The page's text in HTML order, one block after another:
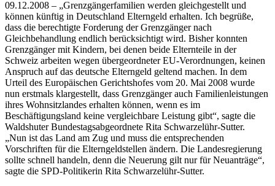
09.12.2008 – „Grenzgängerfamilien werden gleichgestellt und
können künftig in Deutschland Elterngeld erhalten. Ich begrüße,
dass die berechtigte Forderung der Grenzgänger nach
Gleichbehandlung endlich berücksichtigt wird. Bisher konnten
Grenzgänger mit Kindern, bei denen beide Elternteile in der
Schweiz arbeiten wegen übergeordneter EU-Verordnungen, keinen
Anspruch auf das deutsche Elterngeld geltend machen. In dem
Urteil des Europäischen Gerichtshofes vom 20. Mai 2008 wurde
nun erstmals klargestellt, dass Grenzgänger auch Familienleistungen
ihres Wohnsitzlandes erhalten können, wenn es im
Beschäftigungsland keine vergleichbare Leistung gibt“, sagte die
Waldshuter Bundestagsabgeordnete Rita Schwarzelühr-Sutter.
„Nun ist das Land am Zug und muss die entsprechenden
Vorschriften für die Elterngeldstellen ändern. Die Landesregierung
sollte schnell handeln, denn die Neuerung gilt nur für Neuanträge“,
sagte die SPD-Politikerin Rita Schwarzelühr-Sutter.